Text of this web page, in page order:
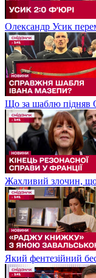
Олександр Усик
Що за шаблю підняв
Жахливий злочин, що
Який фентезійний